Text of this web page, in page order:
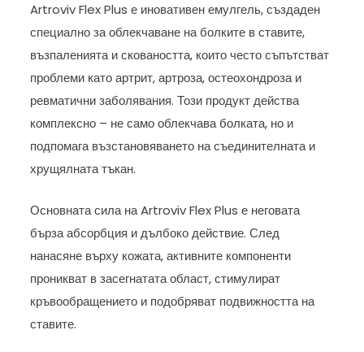
Artroviv Flex Plus е иновативен емулгель, създаден
специално за облекчаване на болките в ставите,
възпаленията и сковаността, които често съпътстват
проблеми като артрит, артроза, остеохондроза и
ревматични заболявания. Този продукт действа
комплексно – не само облекчава болката, но и
подпомага възстановяването на съединителната и
хрущялната тъкан.
Основната сила на Artroviv Flex Plus е неговата
бърза абсорбция и дълбоко действие. След
нанасяне върху кожата, активните компоненти
проникват в засегнатата област, стимулират
кръвообращението и подобряват подвижността на
ставите.